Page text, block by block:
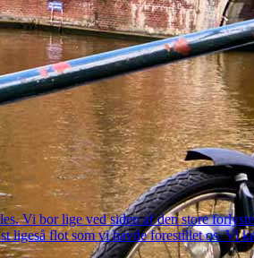
Vi bor lige ved siden af den store
ligeså flot som vi havde forestillet os. Vi